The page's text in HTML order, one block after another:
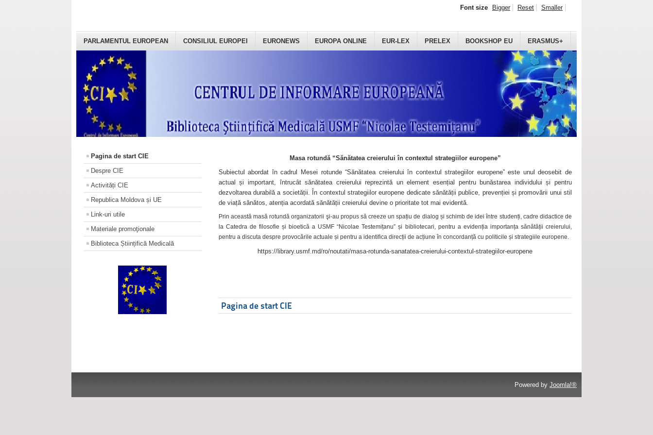
PARLAMENTUL EUROPEAN CONSILIUL EUROPEI EURONEWS EUROPA ONLINE EUR-LEX PRELEX BOOKSHOP EU ERASMUS+
Font size Bigger Reset Smaller
Pagina de start CIE
Despre CIE
Activități CIE
Republica Moldova și UE
Link-uri utile
Materiale promoţionale
Biblioteca Științifică Medicală
Masa rotundă “Sănătatea creierului în contextul strategiilor europene”
Subiectul abordat în cadrul Mesei rotunde “Sănătatea creierului în contextul strategiilor europene” este unul deosebit de
actual și important, întrucât sănătatea creierului reprezintă un element esențial pentru bunăstarea individului și pentru
dezvoltarea durabilă a societății. În contextul strategiilor europene dedicate sănătății publice, prevenției și promovării unui stil
de viață sănătos, atenția acordată sănătății creierului devine o prioritate tot mai evidentă.
Prin această masă rotundă organizatorii şi-au propus să creeze un spațiu de dialog și schimb de idei între studenți, cadre didactice de
la Catedra de filosofie și bioetică a USMF “Nicolae Testemițanu” și bibliotecari, pentru a evidenția importanța sănătății creierului,
pentru a discuta despre provocările actuale și pentru a identifica direcții de acțiune în concordanță cu politicile și strategiile europene.
https://library.usmf.md/ro/noutati/masa-rotunda-sanatatea-creierului-contextul-strategiilor-europene
Pagina de start CIE
Powered by Joomla!®